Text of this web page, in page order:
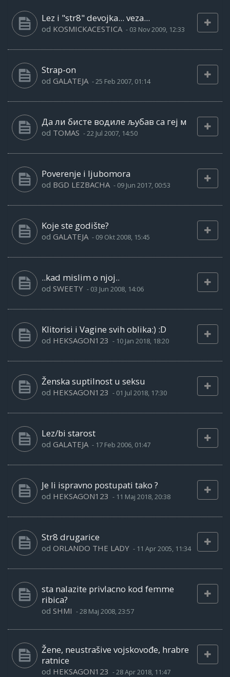
Lez i "str8" devojka... veza...
od KOSMICKACESTICA - 03 Nov 2009, 12:33
Strap-on
od GALATEJA -25 Feb 2007, 01:14
Да ли бисте водиле љубав са геј м
od TOMAS -22 Jul 2007, 14:50
Poverenje i ljubomora
od BGD LEZBACHA - 09 Jun 2017, 00:53
Koje ste godište?
od GALATEJA - 09 Okt 2008, 15:45
..kad mislim o njoj..
od SWEETY - 03 Jun 2008, 14:06
Klitorisi i Vagine svih oblika:) :D
od HEKSAGON123 - 10 Jan 2018, 18:20
Ženska suptilnost u seksu
od HEKSAGON123 - 01 Jul 2018, 17:30
Lez/bi starost
od GALATEJA - 17 Feb 2006, 01:47
Je li ispravno postupati tako ?
od HEKSAGON123 - 11 Maj 2018, 20:38
Str8 drugarice
od ORLANDO THE LADY - 11 Apr 2005, 11:34
sta nalazite privlacno kod femme
ribica?
od SHMI -28 Maj 2008, 23:57
Žene, neustrašive vojskovođe, hrabre
ratnice
od HEKSAGON123 -28 Apr 2018, 11:47